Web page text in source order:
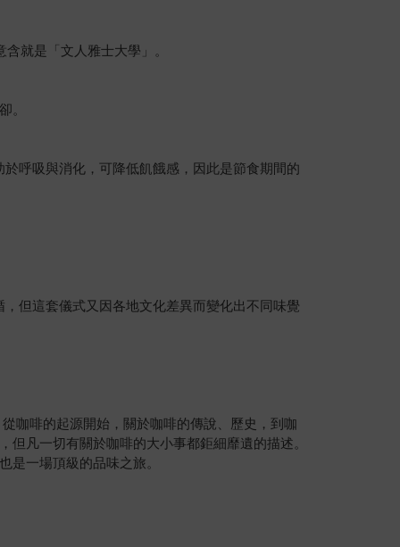
就是「文人雅士大學」。
。
呼吸與消化，可降低飢餓感，因此是節食期間的
但這套儀式又因各地文化差異而變化出不同味覺
咖啡的起源開始，關於咖啡的傳說、歷史，到咖
凡一切有關於咖啡的大小事都鉅細靡遺的描述。
是一場頂級的品味之旅。